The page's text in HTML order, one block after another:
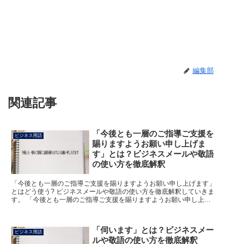
編集部
関連記事
ビジネス用語
「今後とも一層のご指導ご支援を
賜りますようお願い申し上げま
す」とは？ビジネスメールや敬語
の使い方を徹底解釈
「今後とも一層のご指導ご支援を賜りますようお願い申し上げます」
とはどう使う? ビジネスメールや敬語の使い方を徹底解釈していきま
す。 「今後とも一層のご指導ご支援を賜りますようお願い申し上げ
ビジネス用語
「伺います」とは？ビジネスメー
ルや敬語の使い方を徹底解釈